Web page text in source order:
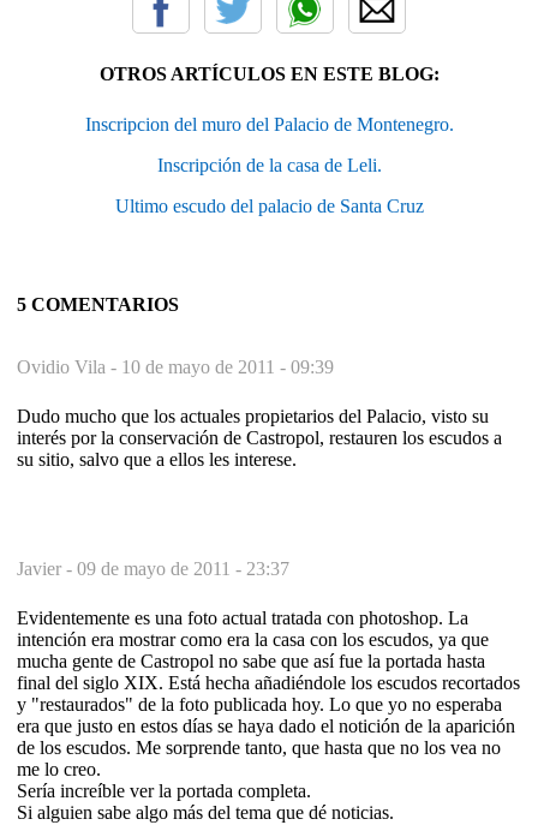
OTROS ARTÍCULOS EN ESTE BLOG:
Inscripcion del muro del Palacio de Montenegro.
Inscripción de la casa de Leli.
Ultimo escudo del palacio de Santa Cruz
5 COMENTARIOS
Ovidio Vila - 10 de mayo de 2011 - 09:39
Dudo mucho que los actuales propietarios del Palacio, visto su
interés por la conservación de Castropol, restauren los escudos a
su sitio, salvo que a ellos les interese.
Javier - 09 de mayo de 2011 - 23:37
Evidentemente es una foto actual tratada con photoshop. La
intención era mostrar como era la casa con los escudos, ya que
mucha gente de Castropol no sabe que así fue la portada hasta
final del siglo XIX. Está hecha añadiéndole los escudos recortados
y "restaurados" de la foto publicada hoy. Lo que yo no esperaba
era que justo en estos días se haya dado el notición de la aparición
de los escudos. Me sorprende tanto, que hasta que no los vea no
me lo creo.
Sería increíble ver la portada completa.
Si alguien sabe algo más del tema que dé noticias.